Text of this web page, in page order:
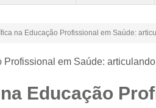
na Educação Profissional em Saúde:
Profissional em Saúde:
Educação